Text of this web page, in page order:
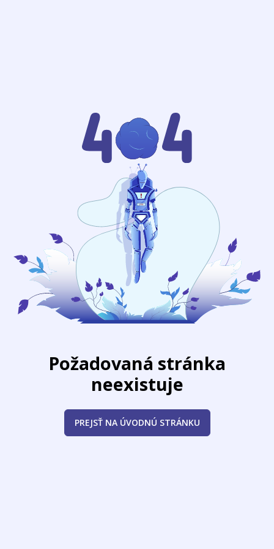
Požadovaná stránka
neexistuje
PREJSŤ NA ÚVODNÚ STRÁNKU